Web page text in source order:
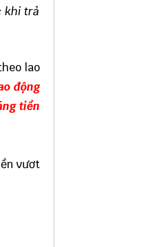
khi trả
lao
động
tiền
vươt